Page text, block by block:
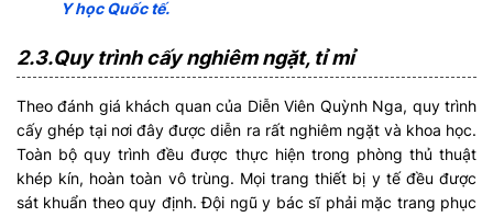
Y học Quốc tế.
2.3.Quy trình cấy nghiêm ngặt, tỉ mỉ
Theo đánh giá khách quan của Diễn Viên Quỳnh Nga, quy trình
cấy ghép tại nơi đây được diễn ra rất nghiêm ngặt và khoa học.
Toàn bộ quy trình đều được thực hiện trong phòng thủ thuật
khép kín, hoàn toàn vô trùng. Mọi trang thiết bị y tế đều được
sát khuẩn theo quy định. Đội ngũ y bác sĩ phải mặc trang phục